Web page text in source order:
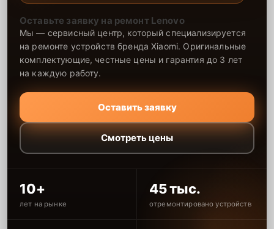
Оставьте заявку на ремонт Lenovo
Мы — сервисный центр, который специализируется
на ремонте устройств бренда Xiaomi. Оригинальные
комплектующие, честные цены и гарантия до 3 лет
на каждую работу.
Оставить заявку
Смотреть цены
10+
лет на рынке
45 тыс.
отремонтировано устройств